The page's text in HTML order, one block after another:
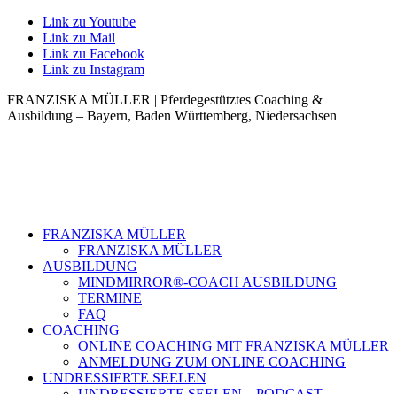
Link zu Youtube
Link zu Mail
Link zu Facebook
Link zu Instagram
FRANZISKA MÜLLER | Pferdegestütztes Coaching &
Ausbildung – Bayern, Baden Württemberg, Niedersachsen
FRANZISKA MÜLLER
FRANZISKA MÜLLER
AUSBILDUNG
MINDMIRROR®-COACH AUSBILDUNG
TERMINE
FAQ
COACHING
ONLINE COACHING MIT FRANZISKA MÜLLER
ANMELDUNG ZUM ONLINE COACHING
UNDRESSIERTE SEELEN